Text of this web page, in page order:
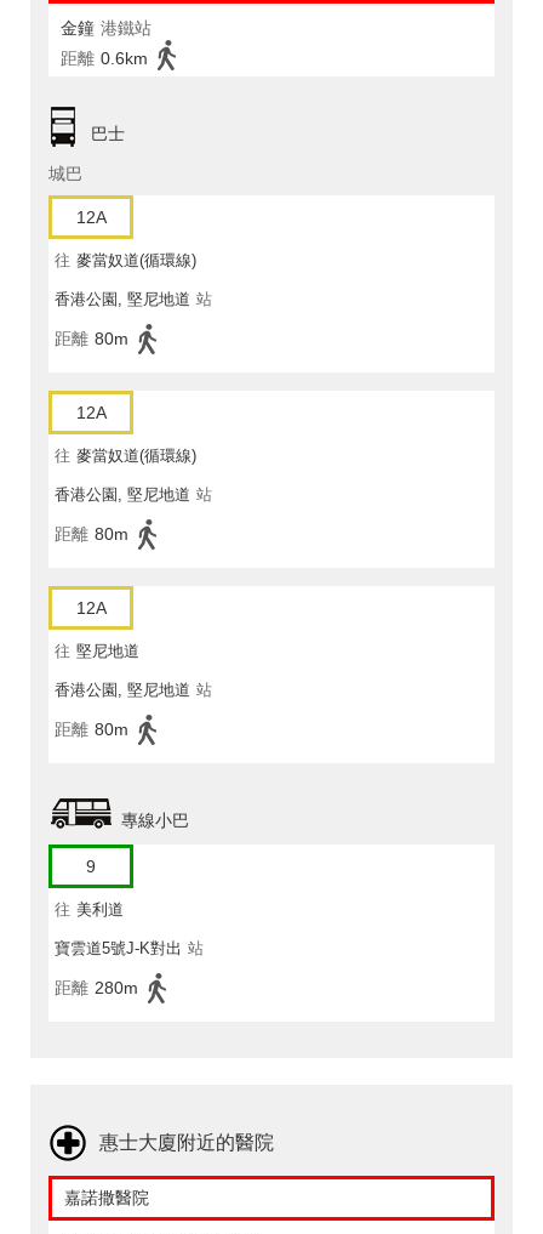
金鐘 港鐵站
距離 0.6km
巴士
城巴
12A
往 麥當奴道(循環線)
香港公園, 堅尼地道 站
距離 80m
12A
往 麥當奴道(循環線)
香港公園, 堅尼地道 站
距離 80m
12A
往 堅尼地道
香港公園, 堅尼地道 站
距離 80m
專線小巴
9
往 美利道
寶雲道5號J-K對出 站
距離 280m
惠士大廈附近的醫院
嘉諾撒醫院